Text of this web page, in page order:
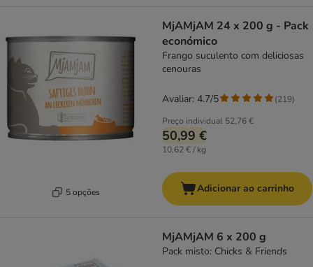
5 opções
MjAMjAM 24 x 200 g - Pack
económico
Frango suculento com deliciosas
cenouras
Preço individual 52,76 €
50,99 €
10,62 € / kg
Avaliar: 4.7/5 (219)
Adicionar ao carrinho
MjAMjAM 6 x 200 g
Pack misto: Chicks & Friends